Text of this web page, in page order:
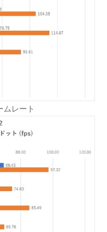
ムレート